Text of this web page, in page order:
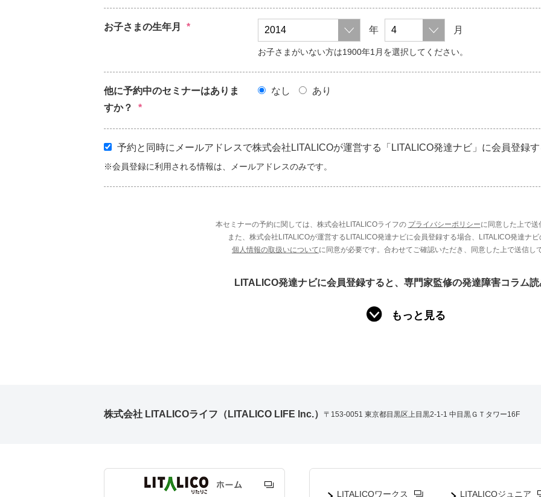
お子さまの生年月 * 年 月
お子さまがいない方は1900年1月を選択してください。
他に予約中のセミナーはありま
すか？
*
なし あり
予約と同時にメールアドレスで株式会社LITALICOが運営する「LITALICO発達ナビ」に会員登録す
※会員登録に利用される情報は、メールアドレスのみです。
本セミナーの予約に関しては、株式会社LITALICOライフの プライバシーポリシーに同意した上で送
また、株式会社LITALICOが運営するLITALICO発達ナビに会員登録する場合、LITALICO発達ナビ
個人情報の取扱いについてに同意が必要です。合わせてご確認いただき、同意した上で送信し
LITALICO発達ナビに会員登録すると、専門家監修の発達障害コラム読
もっと見る
株式会社 LITALICOライフ（LITALICO LIFE lnc.） 〒153-0051 東京都目黒区上目黒2-1-1 中目黒ＧＴタワー16F
LITALICOワークス LITALICOジュニア